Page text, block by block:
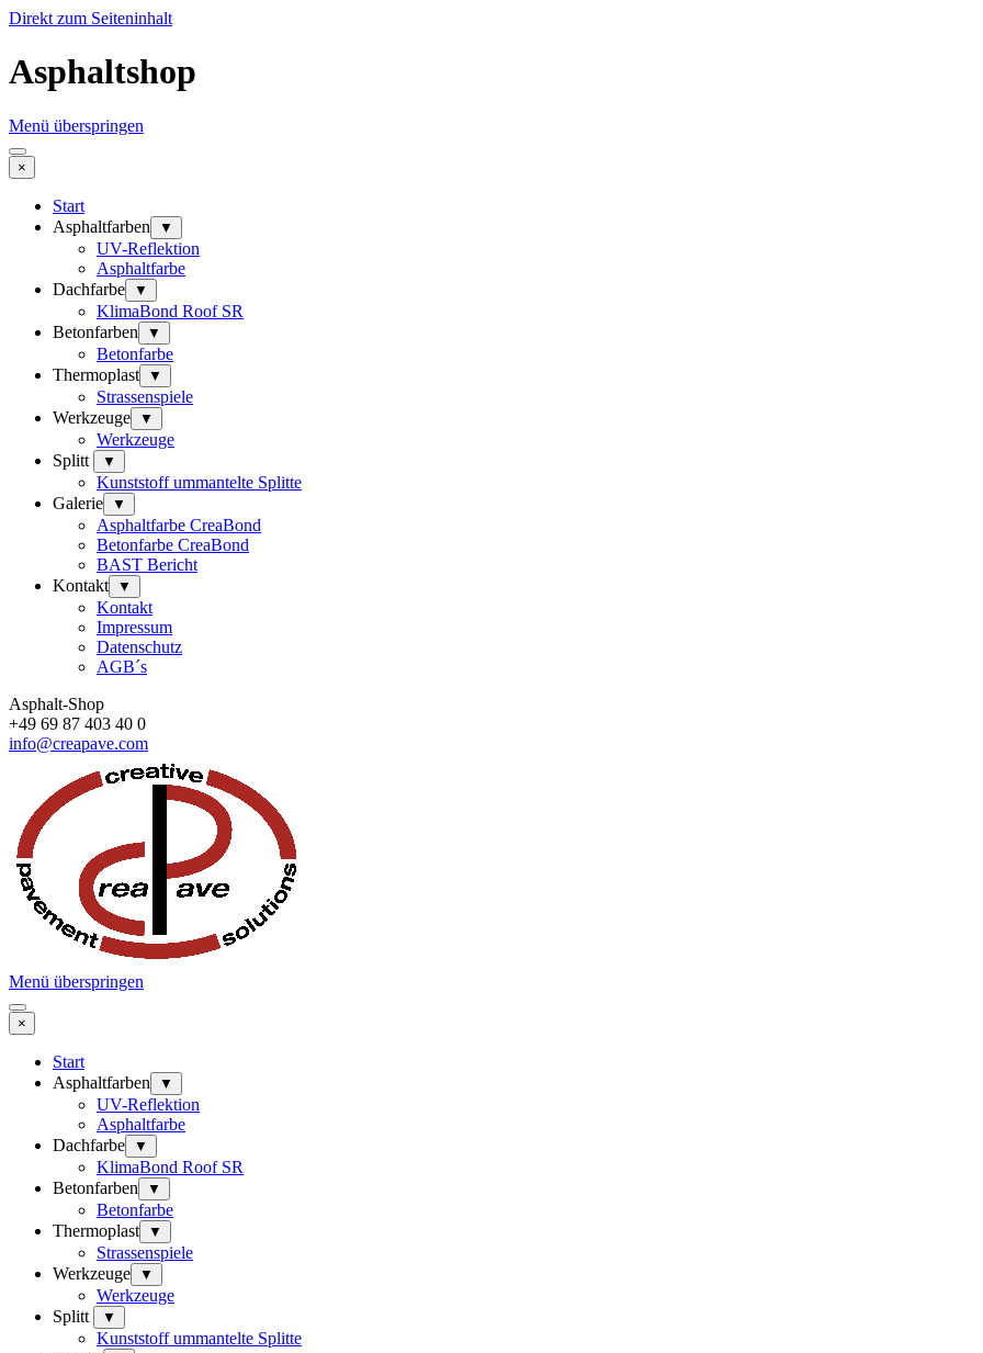
Direkt zum Seiteninhalt
Asphaltshop
Menü überspringen
×
Start
Asphaltfarben
▼
UV-Reflektion
Asphaltfarbe
Dachfarbe
▼
KlimaBond Roof SR
Betonfarben
▼
Betonfarbe
Thermoplast
▼
Strassenspiele
Werkzeuge
▼
Werkzeuge
Splitt
▼
Kunststoff ummantelte Splitte
Galerie
▼
Asphaltfarbe CreaBond
Betonfarbe CreaBond
BAST Bericht
Kontakt
▼
Kontakt
Impressum
Datenschutz
AGB´s
Asphalt-Shop
+49 69 87 403 40 0
info@creapave.com
Menü überspringen
×
Start
Asphaltfarben
▼
UV-Reflektion
Asphaltfarbe
Dachfarbe
▼
KlimaBond Roof SR
Betonfarben
▼
Betonfarbe
Thermoplast
▼
Strassenspiele
Werkzeuge
▼
Werkzeuge
Splitt
▼
Kunststoff ummantelte Splitte